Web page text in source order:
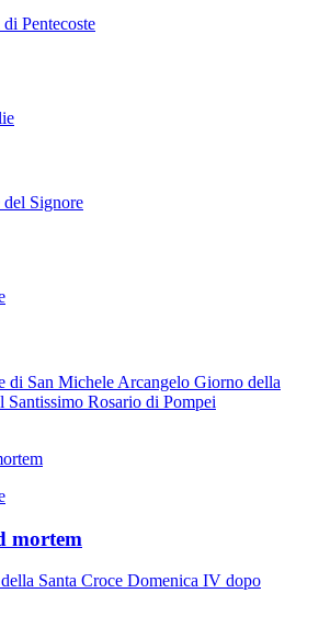
Pentecoste
Signore
di San Michele Arcangelo Giorno della
Santissimo Rosario di Pompei
mortem
Santa Croce Domenica IV dopo